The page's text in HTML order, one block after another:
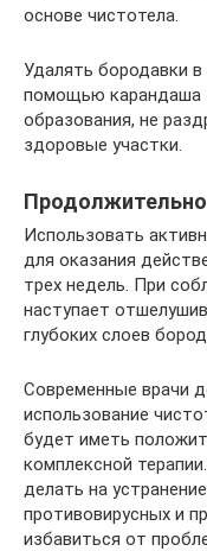
основе чистотела.
Удалять бородавки
помощью карандаша
образования, не
здоровые участки.
Использовать
для оказания
трех недель. При
наступает
глубоких слоев
Современные врачи
использование
будет иметь
комплексной
делать на
противовирусных и
избавиться от